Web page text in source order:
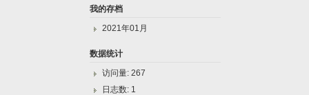
我的存档
2021年01月
数据统计
访问量: 267
日志数: 1